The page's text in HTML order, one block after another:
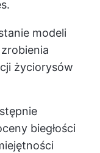
modeli
życiorysów
biegłości